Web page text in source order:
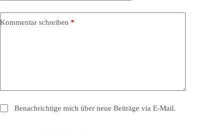
Kommentar schreiben *
Benachrichtige mich über neue Beiträge via E-Mail.